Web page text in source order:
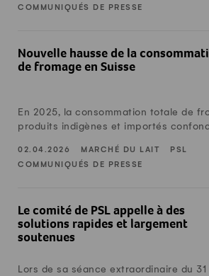
COMMUNIQUÉS DE PRESSE
Nouvelle hausse de la
de fromage en Suisse
En 2025, la consommation totale de
produits indigènes et importés
02.04.2026 MARCHÉ DU LAIT
PSL
COMMUNIQUÉS DE PRESSE
Le comité de PSL appelle à des
solutions rapides et largement
soutenues
Lors de sa séance extraordinaire du